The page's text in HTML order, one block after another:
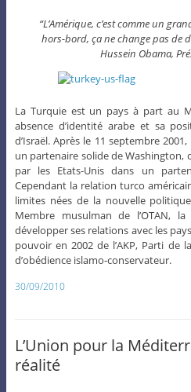
“L’Amérique, c’est comme un
hors-bord, ça ne change pas de
Hussein Obama,
La Turquie est un pays à part au
absence d’identité arabe et sa
d’Israël. Après le 11 septembre
un partenaire solide de Washington,
par les Etats-Unis dans un
Cependant la relation turco
limites nées de la nouvelle
Membre musulman de l’OTAN,
développer ses relations avec les
pouvoir en 2002 de l’AKP, Parti de
d’obédience islamo-conservateur.
30/09/2010
L’Union pour la
réalité